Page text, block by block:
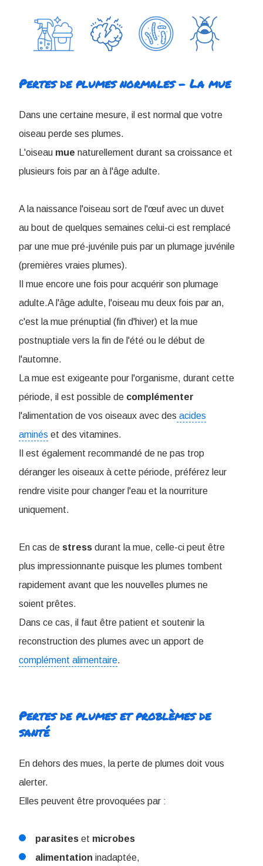
Pertes de plumes normales - La mue
Dans une certaine mesure, il est normal que votre
oiseau perde ses plumes.
'oiseau mue naturellement durant sa croissance et
plusieurs fois par an à l'âge adulte.
A la naissance l'oiseau sort de l'œuf avec un duvet
au bout de quelques semaines celui-ci est remplacé
par une mue pré-juvénile puis par un plumage juvénile
(premières vraies plumes).
Il mue encore une fois pour acquérir son plumage
adulte.A l'âge adulte, l'oiseau mu deux fois par an,
c'est la mue prénuptial (fin d'hiver) et la mue
postnuptiale vers la fin de l'été ou le début de
l'automne.
La mue est exigeante pour l'organisme, durant cette
période, il est possible de complémenter
l'alimentation de vos oiseaux avec des acides
aminés et des vitamines.
Il est également recommandé de ne pas trop
déranger les oiseaux à cette période, préférez leur
rendre visite pour changer l'eau et la nourriture
uniquement.
En cas de stress durant la mue, celle-ci peut être
plus impressionnante puisque les plumes tombent
rapidement avant que les nouvelles plumes ne
soient prêtes.
Dans ce cas, il faut être patient et soutenir la
reconstruction des plumes avec un apport de
complément alimentaire.
Pertes de plumes et problèmes de
santé
En dehors des mues, la perte de plumes doit vous
alerter.
Elles peuvent être provoquées par :
parasites et microbes
alimentation inadaptée,